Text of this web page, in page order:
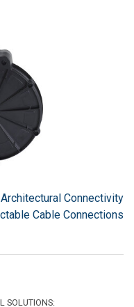
Connectivity
Cable Connections
SOLUTIONS: